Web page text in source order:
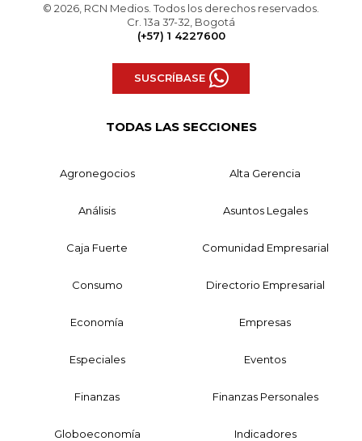
© 2026, RCN Medios. Todos los derechos reservados.
Cr. 13a 37-32, Bogotá
(+57) 1 4227600
SUSCRÍBASE
TODAS LAS SECCIONES
Agronegocios Alta Gerencia
Análisis Asuntos Legales
Caja Fuerte Comunidad Empresarial
Consumo Directorio Empresarial
Economía Empresas
Especiales Eventos
Finanzas Finanzas Personales
Globoeconomía Indicadores